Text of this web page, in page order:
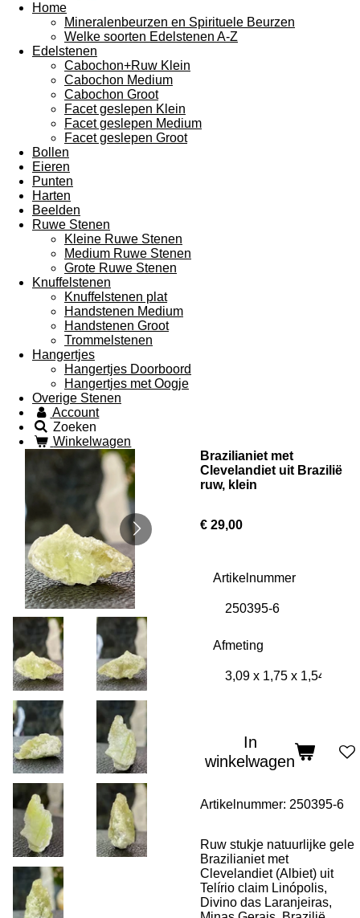
Home
Mineralenbeurzen en Spirituele Beurzen
Welke soorten Edelstenen A-Z
Edelstenen
Cabochon+Ruw Klein
Cabochon Medium
Cabochon Groot
Facet geslepen Klein
Facet geslepen Medium
Facet geslepen Groot
Bollen
Eieren
Punten
Harten
Beelden
Ruwe Stenen
Kleine Ruwe Stenen
Medium Ruwe Stenen
Grote Ruwe Stenen
Knuffelstenen
Knuffelstenen plat
Handstenen Medium
Handstenen Groot
Trommelstenen
Hangertjes
Hangertjes Doorboord
Hangertjes met Oogje
Overige Stenen
Account
Zoeken
Winkelwagen
Brazilianiet met
Clevelandiet uit Brazilië
ruw, klein
€ 29,00
Artikelnummer
Afmeting
In
winkelwagen
Artikelnummer: 250395-6
Ruw stukje natuurlijke gele
Brazilianiet met
Clevelandiet (Albiet) uit
Telírio claim Linópolis,
Divino das Laranjeiras,